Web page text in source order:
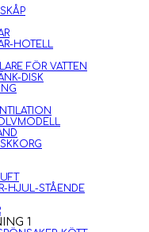
HOTELL
FÖR VATTEN
DISK
HJUL-STÅENDE
1